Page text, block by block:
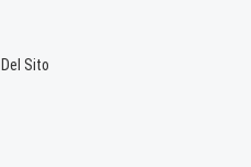
Sito